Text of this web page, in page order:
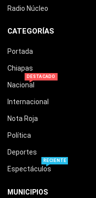
Radio Núcleo
CATEGORÍAS
Portada
Chiapas
Nacional
DESTACADO
Internacional
Nota Roja
Política
Deportes
Espectáculos
RECIENTE
MUNICIPIOS